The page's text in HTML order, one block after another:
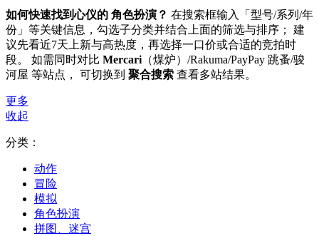
如何快速找到心仪的 角色扮演？ 在搜索框输入「型号/系列/年
份」等关键信息，勾选子分类并结合上面的筛选与排序； 建
议先看近7天上新与高热度，再选择一口价或合适的竞拍时
段。 如需同时对比 Mercari （煤炉）/Rakuma/PayPay 跳蚤/骏
河屋 等站点， 可切换到 聚合搜索 查看多站结果。
更多
收起
分类：
动作
冒险
模拟
角色扮演
拼图、迷宫